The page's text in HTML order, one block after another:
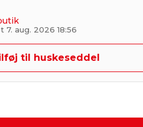
aug. 2026 18:56
til huskeseddel